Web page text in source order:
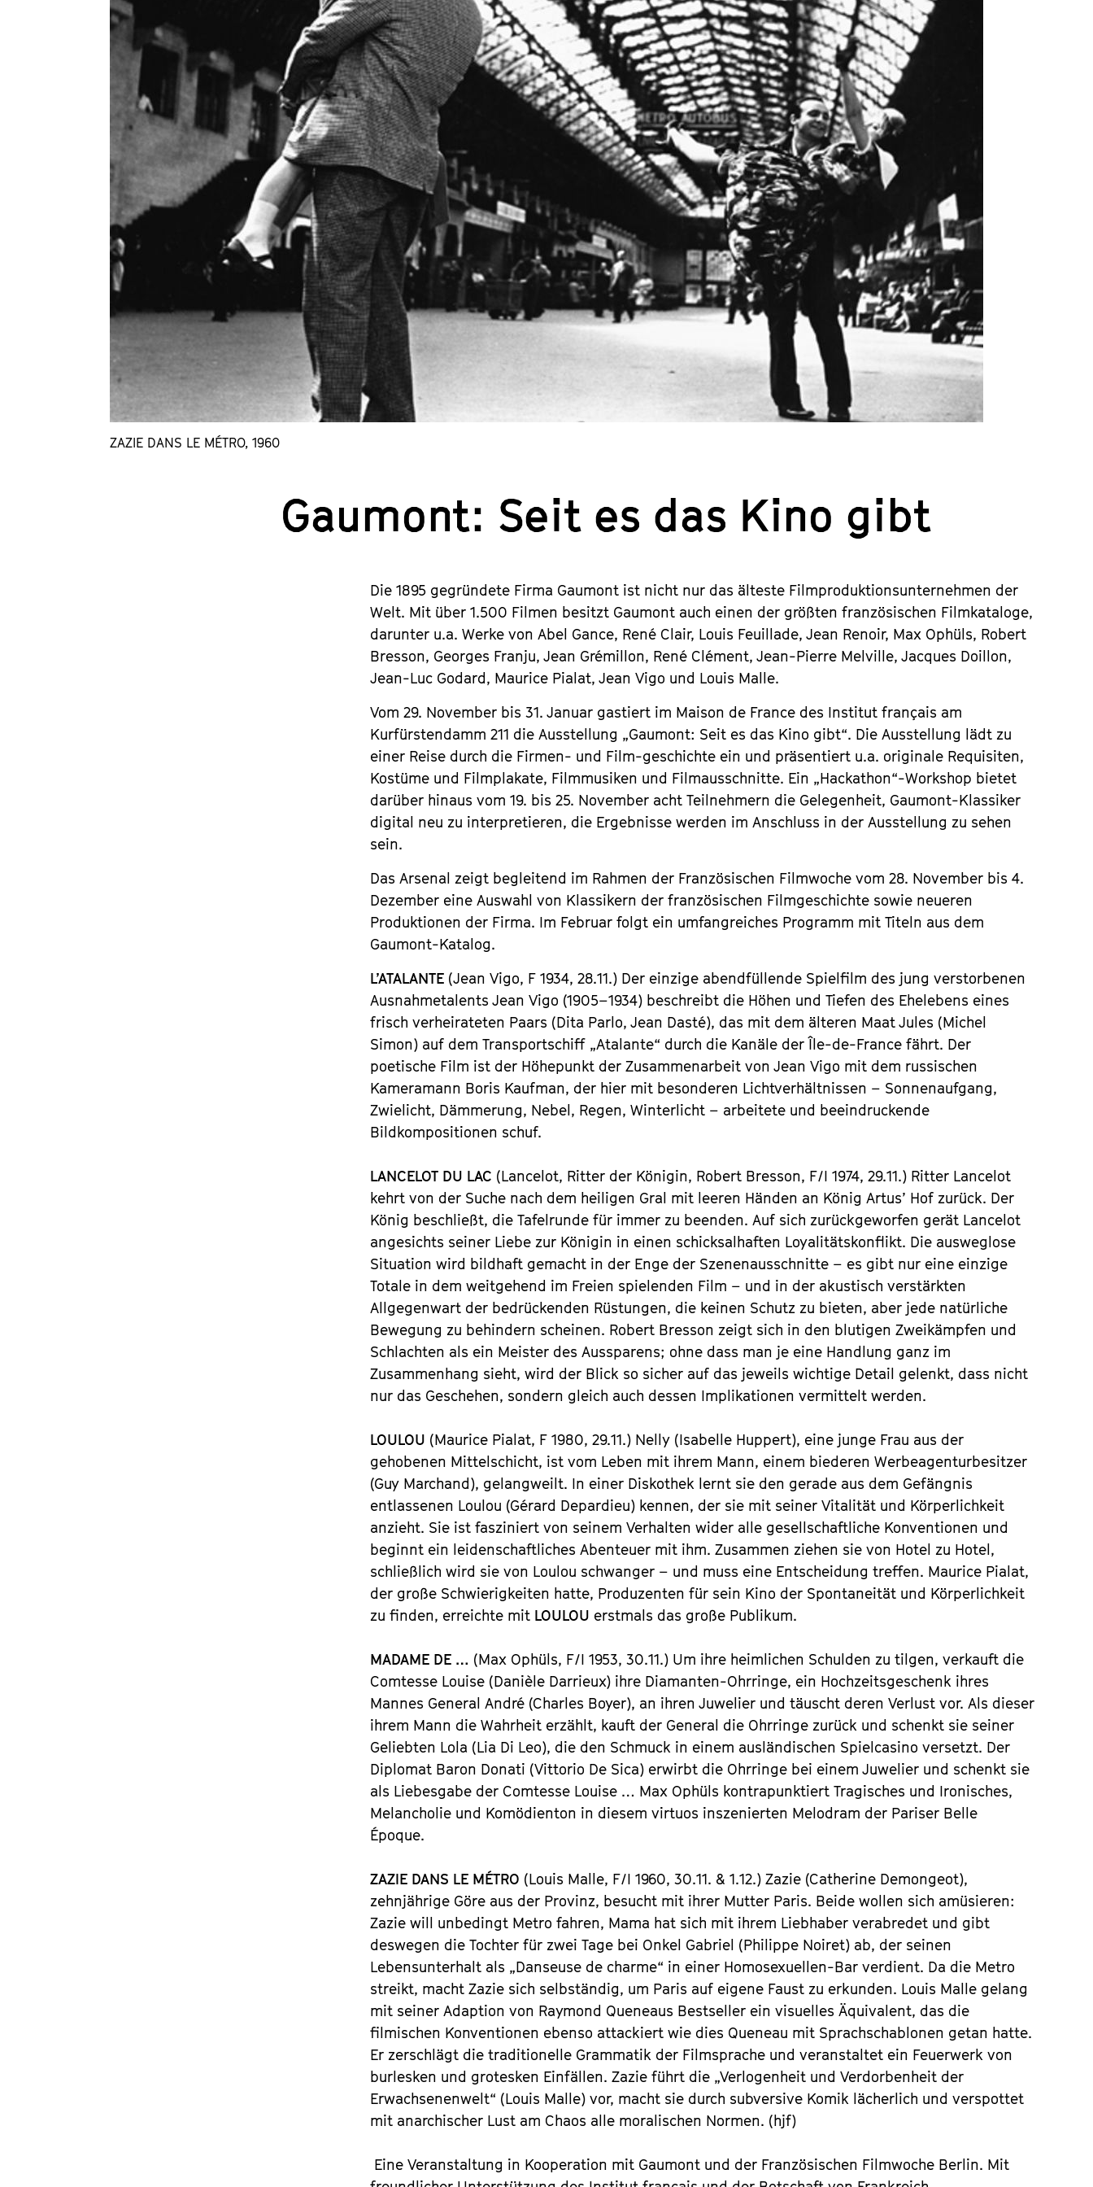
ZAZIE DANS LE MÉTRO, 1960
Gaumont: Seit es das Kino gibt
Die 1895 gegründete Firma Gaumont ist nicht nur das älteste Filmproduktionsunternehmen der
Welt. Mit über 1.500 Filmen besitzt Gaumont auch einen der größten französischen Filmkataloge,
darunter u.a. Werke von Abel Gance, René Clair, Louis Feuillade, Jean Renoir, Max Ophüls, Robert
Bresson, Georges Franju, Jean Grémillon, René Clément, Jean-Pierre Melville, Jacques Doillon,
Jean-Luc Godard, Maurice Pialat, Jean Vigo und Louis Malle.
Vom 29. November bis 31. Januar gastiert im Maison de France des Institut français am
Kurfürstendamm 211 die Ausstellung „Gaumont: Seit es das Kino gibt“. Die Ausstellung lädt zu
einer Reise durch die Firmen- und Film-geschichte ein und präsentiert u.a. originale Requisiten,
Kostüme und Filmplakate, Filmmusiken und Filmausschnitte. Ein „Hackathon“-Workshop bietet
darüber hinaus vom 19. bis 25. November acht Teilnehmern die Gelegenheit, Gaumont-Klassiker
digital neu zu interpretieren, die Ergebnisse werden im Anschluss in der Ausstellung zu sehen
sein.
Das Arsenal zeigt begleitend im Rahmen der Französischen Filmwoche vom 28. November bis 4.
Dezember eine Auswahl von Klassikern der französischen Filmgeschichte sowie neueren
Produktionen der Firma. Im Februar folgt ein umfangreiches Programm mit Titeln aus dem
Gaumont-Katalog.
L’ATALANTE (Jean Vigo, F 1934, 28.11.) Der einzige abendfüllende Spielfilm des jung verstorbenen
Ausnahmetalents Jean Vigo (1905–1934) beschreibt die Höhen und Tiefen des Ehelebens eines
frisch verheirateten Paars (Dita Parlo, Jean Dasté), das mit dem älteren Maat Jules (Michel
Simon) auf dem Transportschiff „Atalante“ durch die Kanäle der Île-de-France fährt. Der
poetische Film ist der Höhepunkt der Zusammenarbeit von Jean Vigo mit dem russischen
Kameramann Boris Kaufman, der hier mit besonderen Lichtverhältnissen – Sonnenaufgang,
Zwielicht, Dämmerung, Nebel, Regen, Winterlicht – arbeitete und beeindruckende
Bildkompositionen schuf.
LANCELOT DU LAC (Lancelot, Ritter der Königin, Robert Bresson, F/I 1974, 29.11.) Ritter Lancelot
kehrt von der Suche nach dem heiligen Gral mit leeren Händen an König Artus’ Hof zurück. Der
König beschließt, die Tafelrunde für immer zu beenden. Auf sich zurückgeworfen gerät Lancelot
angesichts seiner Liebe zur Königin in einen schicksalhaften Loyalitätskonflikt. Die ausweglose
Situation wird bildhaft gemacht in der Enge der Szenenausschnitte – es gibt nur eine einzige
Totale in dem weitgehend im Freien spielenden Film – und in der akustisch verstärkten
Allgegenwart der bedrückenden Rüstungen, die keinen Schutz zu bieten, aber jede natürliche
Bewegung zu behindern scheinen. Robert Bresson zeigt sich in den blutigen Zweikämpfen und
Schlachten als ein Meister des Aussparens; ohne dass man je eine Handlung ganz im
Zusammenhang sieht, wird der Blick so sicher auf das jeweils wichtige Detail gelenkt, dass nicht
nur das Geschehen, sondern gleich auch dessen Implikationen vermittelt werden.
LOULOU (Maurice Pialat, F 1980, 29.11.) Nelly (Isabelle Huppert), eine junge Frau aus der
gehobenen Mittelschicht, ist vom Leben mit ihrem Mann, einem biederen Werbeagenturbesitzer
(Guy Marchand), gelangweilt. In einer Diskothek lernt sie den gerade aus dem Gefängnis
entlassenen Loulou (Gérard Depardieu) kennen, der sie mit seiner Vitalität und Körperlichkeit
anzieht. Sie ist fasziniert von seinem Verhalten wider alle gesellschaftliche Konventionen und
beginnt ein leidenschaftliches Abenteuer mit ihm. Zusammen ziehen sie von Hotel zu Hotel,
schließlich wird sie von Loulou schwanger – und muss eine Entscheidung treffen. Maurice Pialat,
der große Schwierigkeiten hatte, Produzenten für sein Kino der Spontaneität und Körperlichkeit
zu finden, erreichte mit LOULOU erstmals das große Publikum.
MADAME DE … (Max Ophüls, F/I 1953, 30.11.) Um ihre heimlichen Schulden zu tilgen, verkauft die
Comtesse Louise (Danièle Darrieux) ihre Diamanten-Ohrringe, ein Hochzeitsgeschenk ihres
Mannes General André (Charles Boyer), an ihren Juwelier und täuscht deren Verlust vor. Als dieser
ihrem Mann die Wahrheit erzählt, kauft der General die Ohrringe zurück und schenkt sie seiner
Geliebten Lola (Lia Di Leo), die den Schmuck in einem ausländischen Spielcasino versetzt. Der
Diplomat Baron Donati (Vittorio De Sica) erwirbt die Ohrringe bei einem Juwelier und schenkt sie
als Liebesgabe der Comtesse Louise … Max Ophüls kontrapunktiert Tragisches und Ironisches,
Melancholie und Komödienton in diesem virtuos inszenierten Melodram der Pariser Belle
Époque.
ZAZIE DANS LE MÉTRO (Louis Malle, F/I 1960, 30.11. & 1.12.) Zazie (Catherine Demongeot),
zehnjährige Göre aus der Provinz, besucht mit ihrer Mutter Paris. Beide wollen sich amüsieren:
Zazie will unbedingt Metro fahren, Mama hat sich mit ihrem Liebhaber verabredet und gibt
deswegen die Tochter für zwei Tage bei Onkel Gabriel (Philippe Noiret) ab, der seinen
Lebensunterhalt als „Danseuse de charme“ in einer Homosexuellen-Bar verdient. Da die Metro
streikt, macht Zazie sich selbständig, um Paris auf eigene Faust zu erkunden. Louis Malle gelang
mit seiner Adaption von Raymond Queneaus Bestseller ein visuelles Äquivalent, das die
filmischen Konventionen ebenso attackiert wie dies Queneau mit Sprachschablonen getan hatte.
Er zerschlägt die traditionelle Grammatik der Filmsprache und veranstaltet ein Feuerwerk von
burlesken und grotesken Einfällen. Zazie führt die „Verlogenheit und Verdorbenheit der
Erwachsenenwelt“ (Louis Malle) vor, macht sie durch subversive Komik lächerlich und verspottet
mit anarchischer Lust am Chaos alle moralischen Normen. (hjf)
Eine Veranstaltung in Kooperation mit Gaumont und der Französischen Filmwoche Berlin. Mit